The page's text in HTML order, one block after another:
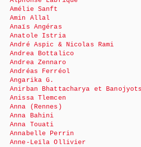
Amélie Sanft
Amin Allal
Anaïs Angéras
Anatole Istria
André Aspic & Nicolas Rami
Andrea Bottalico
Andrea Zennaro
Andréas Ferréol
Angarika G.
Anirban Bhattacharya et
Anissa Tlemcen
Anna (Rennes)
Anna Bahini
Anna Touati
Annabelle Perrin
Anne-Leïla Ollivier